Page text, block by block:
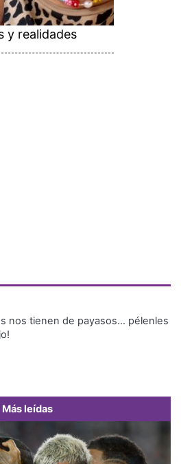
y realidades
nos tienen de payasos… pélenles
Más leídas